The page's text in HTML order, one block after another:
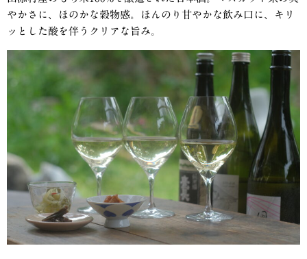
やかさに、ほのかな穀物感。ほんのり甘やかな飲み口に、キリ
ッとした酸を伴うクリアな旨み。